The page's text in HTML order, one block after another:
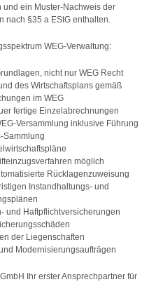
ein Muster-Nachweis der
§35 a EStG enthalten.
WEG-Verwaltung:
nicht nur WEG Recht
des Wirtschaftsplans gemäß
im WEG
fertige Einzelabrechnungen
Versammlung inklusive Führung
Sammlung
möglich
Rücklagenzuweisung
Instandhaltungs- und
und Haftpflichtversicherungen
der Liegenschaften
Modernisierungsaufträgen
Ihr erster Ansprechpartner für